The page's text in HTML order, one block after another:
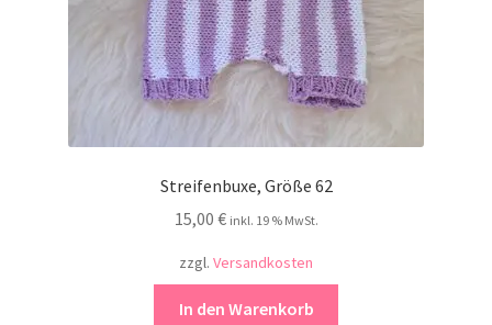
Streifenbuxe, Größe 62
15,00 € inkl. 19 % MwSt.
zzgl. Versandkosten
In den Warenkorb